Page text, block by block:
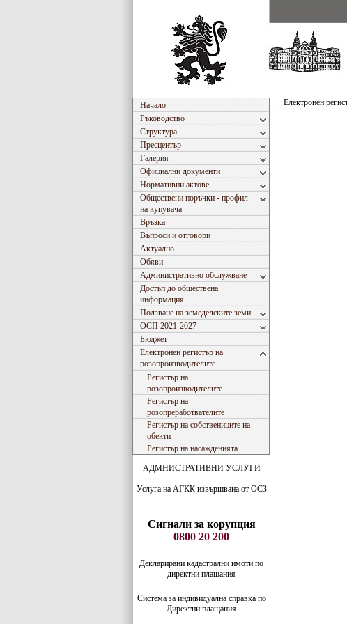
Начало
Ръководство
Структура
Пресцентър
Галерия
Официални документи
Нормативни актове
Обществени поръчки - профил
на купувача
Връзка
Въпроси и отговори
Актуално
Обяви
Административно обслужване
Достъп до обществена
информация
Ползване на земеделските земи
ОСП 2021-2027
Бюджет
Електронен регистър на
розопроизводителите
Регистър на
розопроизводителите
Регистър на
розопреработвателите
Регистър на собствениците на
обекти
Регистър на насажденията
АДМНИСТРАТИВНИ УСЛУГИ
Услуга на АГКК извършвана от ОСЗ
Сигнали за корупция
0800 20 200
Декларирани кадастрални имоти по
директни плащания
Система за индивидуaлна справка по
Директни плащания
Електронен